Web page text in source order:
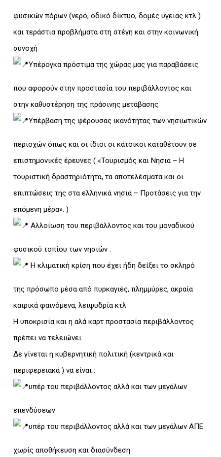
φυσικών πόρων (νερό, οδικό δίκτυο, δομές υγειας κτλ )
και τεράστια προβλήματα στη στέγη και στην κοινωνική
συνοχή
Υπέρογκα πρόστιμα της χώρας μας για παραβάσεις
που αφορούν στην προστασία του περιβάλλοντος και
στην καθυστέρηση της πράσινης μετάβασης
Υπέρβαση της φέρουσας ικανότητας των νησιωτικών
περιοχών όπως και οι ίδιοι οι κάτοικοι καταθέτουν σε
επιστημονικές έρευνες ( «Τουρισμός και Νησιά – Η
τουριστική δραστηριότητα, τα αποτελέσματα και οι
επιπτώσεις της στα ελληνικά νησιά – Προτάσεις για την
επόμενη μέρα». )
Αλλοίωση του περιβάλλοντος και του μοναδικού
φυσικού τοπίου των νησιών .
Η κλιματική κρίση που έχει ήδη δείξει το σκληρό
της πρόσωπο μέσα από πυρκαγιές, πλημμύρες, ακραία
καιρικά φαινόμενα, λειψυδρία κτλ
Η υποκρισία και η αλά καρτ προστασία περιβάλλοντος
πρέπει να τελειώνει.
Δε γίνεται η κυβερνητική πολιτική (κεντρικά και
περιφερειακά ) να είναι :
υπέρ του περιβάλλοντος αλλά και των μεγάλων
επενδύσεων
υπέρ του περιβάλλοντος αλλά και των μεγάλων ΑΠΕ
χωρίς αποθήκευση και διασύνδεση